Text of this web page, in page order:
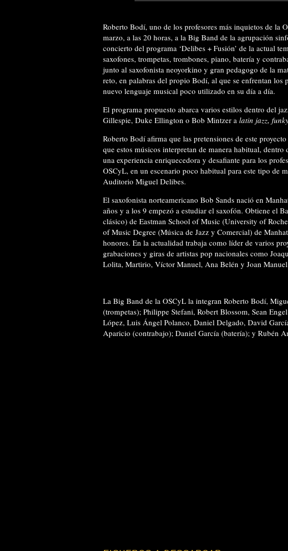
Roberto Bodí, uno de los profesores más inquietos de la
marzo, a las 20 horas, a la Big Band de la agrupación
concierto del programa ‘Delibes + Fusión’ de la actual
saxofones, trompetas, trombones, piano, batería y
junto al saxofonista neoyorkino y gran pedagogo de la
reto, en palabras del propio Bodí, al que se enfrentan los
nuevo lenguaje musical poco utilizado en su día a día.
El programa propuesto abarca varios estilos dentro del
Gillespie, Duke Ellington o Bob Mintzer a latin jazz,
Roberto Bodí afirma que las pretensiones de este
que estos músicos interpretan de manera habitual, dentro
una experiencia enriquecedora y desafiante para los
OSCyL, en un escenario poco habitual para este tipo de
Au­ditorio Miguel Delibes.
El saxofonista norteamericano Bob Sands nació en
años y a los 9 empezó a estudiar el saxofón. Obtiene el
clásico) de Eastman School of Music (University of
of Music Degree (Música de Jazz y Comercial) de
honores. En la actualidad trabaja como líder de varios
grabaciones y giras de artistas pop nacionales como
Lolita, Martirio, Víctor Manuel, Ana Belén y Joan Manuel
La Big Band de la OSCyL la integran Roberto Bodí,
(trompetas); Philippe Stefani, Robert Blossom, Sean
López, Luis Ángel Polanco, Daniel Delgado, David
Aparicio (contrabajo); Daniel García (batería); y Rubén